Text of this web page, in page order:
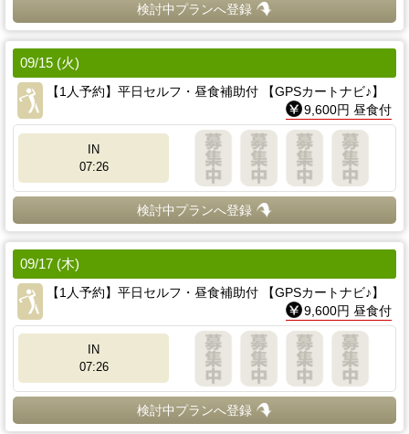
検討中プランへ登録
09/15 (火)
【1人予約】平日セルフ・昼食補助付 【GPSカートナビ♪】
9,600円 昼食付
IN
07:26
検討中プランへ登録
09/17 (木)
【1人予約】平日セルフ・昼食補助付 【GPSカートナビ♪】
9,600円 昼食付
IN
07:26
検討中プランへ登録